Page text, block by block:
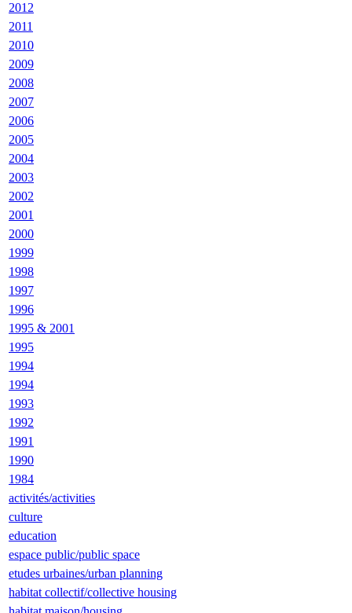
2012
2011
2010
2009
2008
2007
2006
2005
2004
2003
2002
2001
2000
1999
1998
1997
1996
1995 & 2001
1995
1994
1994
1993
1992
1991
1990
1984
activités/activities
culture
education
espace public/public space
etudes urbaines/urban planning
habitat collectif/collective housing